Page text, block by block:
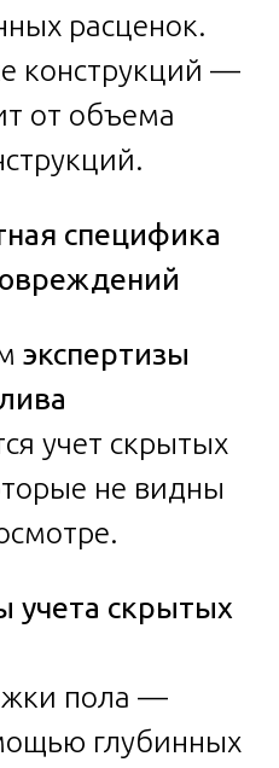
расценок.
конструкций —
от объема
специфика
экспертизы
учет скрытых
не видны
скрытых
пола —
глубинных